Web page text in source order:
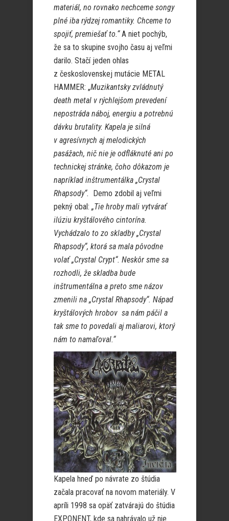
materiál, no rovnako nechceme songy
plné iba rýdzej romantiky. Chceme to
spojiť, premiešať to.“A niet pochýb,
že sa to skupine svojho času aj veľmi
darilo. Stačí jeden ohlas
z československej mutácie METAL
HAMMER: „Muzikantsky zvládnutý
death metal v rýchlejšom prevedení
nepostráda náboj, energiu a potrebnú
dávku brutality. Kapela je silná
v agresívnych aj melodických
pasážach, nič nie je odfláknuté ani po
technickej stránke, čoho dôkazom je
napríklad inštrumentálka „Crystal
Rhapsody“. Demo zdobil aj veľmi
pekný obal: „Tie hroby mali vytvárať
ilúziu kryštálového cintorína.
Vychádzalo to zo skladby „Crystal
Rhapsody“, ktorá sa mala pôvodne
volať „Crystal Crypt“. Neskôr sme sa
rozhodli, že skladba bude
inštrumentálna a preto sme názov
zmenili na „Crystal Rhapsody“. Nápad
kryštálových hrobov sa nám páčil a
tak sme to povedali aj maliarovi, ktorý
nám to namaľoval.“
Kapela hneď po návrate zo štúdia
začala pracovať na novom materiály. V
apríli 1998 sa opäť zatvárajú do štúdia
EXPONENT, kde sa nahrávalo už nie